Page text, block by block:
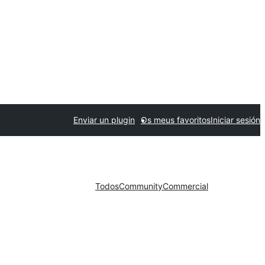
Enviar un plugin Os meus favoritosIniciar sesión
TodosCommunityCommercial